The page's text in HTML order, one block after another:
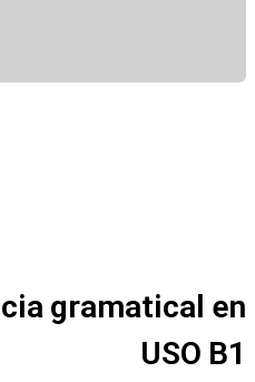
gramatical en
USO B1